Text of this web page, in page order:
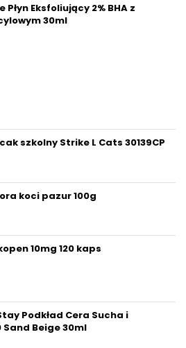
Płyn Eksfoliujący 2% BHA z
30ml
szkolny Strike L Cats 30139CP
koci pazur 100g
10mg 120 kaps
Podkład Cera Sucha i
Sand Beige 30ml